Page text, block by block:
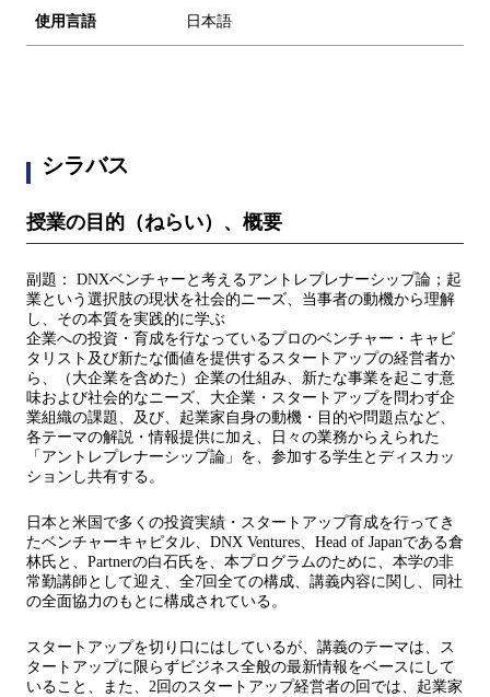
使用言語 日本語
シラバス
授業の目的（ねらい）、概要
副題： DNXベンチャーと考えるアントレプレナーシップ論；起
業という選択肢の現状を社会的ニーズ、当事者の動機から理解
し、その本質を実践的に学ぶ
企業への投資・育成を行なっているプロのベンチャー・キャピ
タリスト及び新たな価値を提供するスタートアップの経営者か
ら、（大企業を含めた）企業の仕組み、新たな事業を起こす意
味および社会的なニーズ、大企業・スタートアップを問わず企
業組織の課題、及び、起業家自身の動機・目的や問題点など、
各テーマの解説・情報提供に加え、日々の業務からえられた
「アントレプレナーシップ論」を、参加する学生とディスカッ
ションし共有する。
日本と米国で多くの投資実績・スタートアップ育成を行ってき
たベンチャーキャピタル、DNX Ventures、Head of Japanである倉
林氏と、Partnerの白石氏を、本プログラムのために、本学の非
常勤講師として迎え、全7回全ての構成、講義内容に関し、同社
の全面協力のもとに構成されている。
スタートアップを切り口にはしているが、講義のテーマは、ス
タートアップに限らずビジネス全般の最新情報をベースにして
いること、また、2回のスタートアップ経営者の回では、起業家